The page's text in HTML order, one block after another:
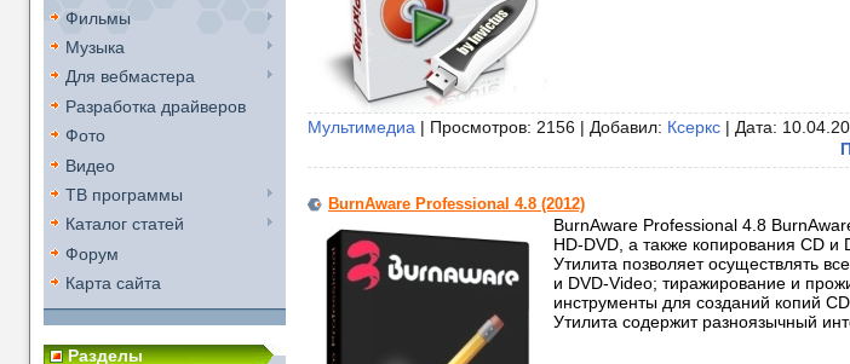
Фильмы
Музыка
Для вебмастера
Разработка драйверов
Фото
Видео
ТВ программы
Каталог статей
Форум
Карта сайта
Разделы
Мультимедиа | Просмотров: 2156 | Добавил: Ксеркс | Дата:
BurnAware Professional 4.8 (2012)
BurnAware Professional 4.8
HD-DVD, а также копирования CD
Утилита позволяет осуществлять
и DVD-Video; тиражирование и
инструменты для созданий копий
Утилита содержит разноязычный